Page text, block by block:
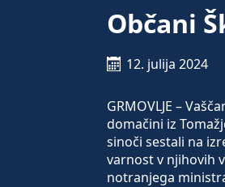
Občani
12. julija 2024
GRMOVLJE –
domačini iz
sinoči sestali na
varnost v njihovih
notranjega